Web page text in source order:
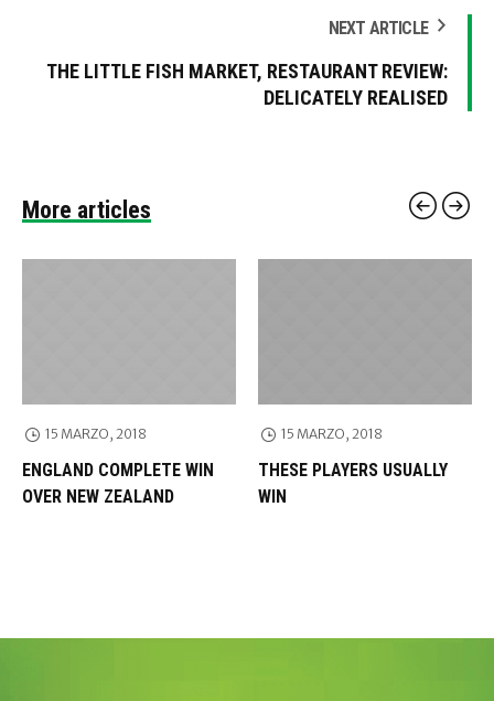
NEXT ARTICLE
THE LITTLE FISH MARKET, RESTAURANT REVIEW:
DELICATELY REALISED
More articles
15 MARZO, 2018
ENGLAND COMPLETE WIN
OVER NEW ZEALAND
15 MARZO, 2018
THESE PLAYERS USUALLY
WIN